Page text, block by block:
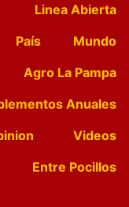
Linea Abierta
País
Mundo
Agro La Pampa
Anuales
Videos
Entre Pocillos